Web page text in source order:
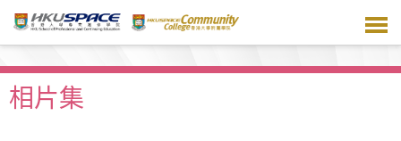
主
容相片集